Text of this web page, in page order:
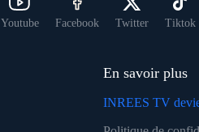
Youtube Facebook Twitter Tiktok
En savoir plus
INREES TV